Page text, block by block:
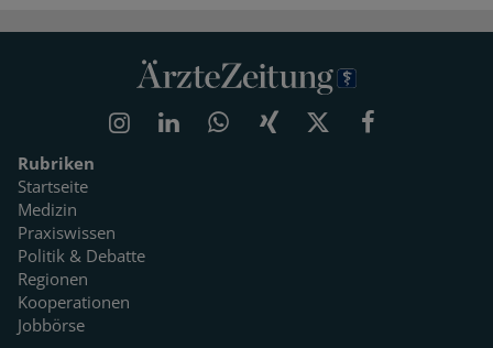
Rubriken
Startseite
Medizin
Praxiswissen
Politik & Debatte
Regionen
Kooperationen
Jobbörse